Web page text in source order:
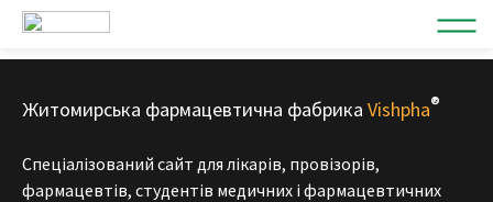
Житомирська фармацевтична фабрика Vishpha®
Спеціалізований сайт для лікарів, провізорів,
фармацевтів, студентів медичних і фармацевтичних